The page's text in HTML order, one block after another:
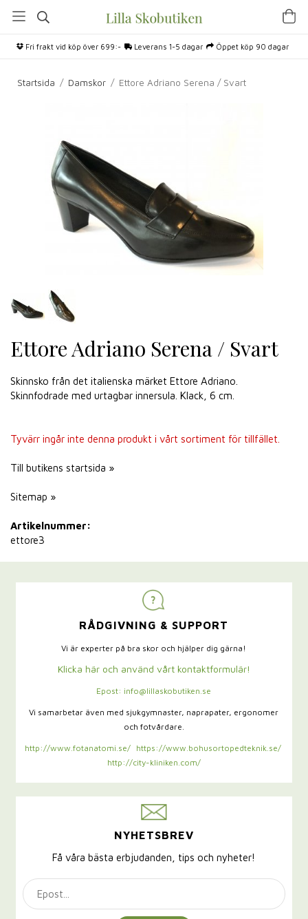
Fri frakt vid köp över 699:- Leverans 1-5 dagar Öppet köp 90 dagar
Startsida / Damskor / Ettore Adriano Serena / Svart
Ettore Adriano Serena / Svart
Skinnsko från det italienska märket Ettore Adriano.
Skinnfodrade med urtagbar innersula. Klack, 6 cm.
Tyvärr ingår inte denna produkt i vårt sortiment för tillfället.
Till butikens startsida »
Sitemap »
Artikelnummer:
ettore3
RÅDGIVNING & SUPPORT
Vi är experter på bra skor och hjälper dig gärna!
Klicka här och använd vårt kontaktformulär!
Epost: info@lillaskobutiken.se
Vi samarbetar även med sjukgymnaster, naprapater, ergonomer
och fotvårdare.
http://www.fotanatomi.se/
https://www.bohusortopedteknik.se/
http://city-kliniken.com/
NYHETSBREV
Få våra bästa erbjudanden, tips och nyheter!